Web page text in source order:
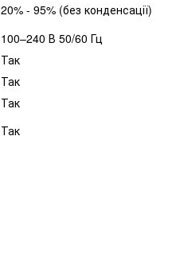
20% - 95% (без конденсації)
100–240 В 50/60 Гц
Так
Так
Так
Так